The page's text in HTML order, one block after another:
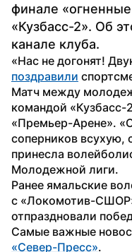
финале
«Кузбасс-2». Об
канале клуба.
поздравили
Матч между
командой «Кузбасс-
«Премьер-Арене».
соперников всухую,
принесла
Молодежной лиги.
Ранее ямальские
с «Локомотив-
отпраздновали
«Север-Пресс».